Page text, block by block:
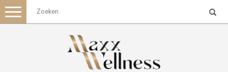
Toggle
navigation